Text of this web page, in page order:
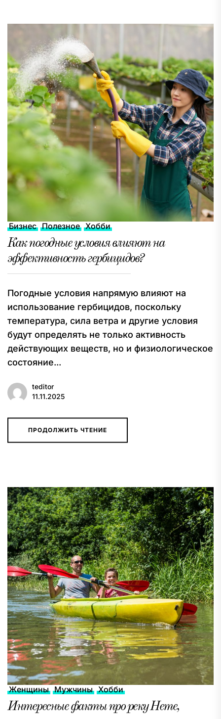
Бизнес Полезное Хобби
Как погодные условия влияют на
эффективность гербицидов?
Погодные условия напрямую влияют на
использование гербицидов, поскольку
температура, сила ветра и другие условия
будут определять не только активность
действующих веществ, но и физиологическое
состояние...
teditor
11.11.2025
ПРОДОЛЖИТЬ ЧТЕНИЕ
Женщины Мужчины Хобби
Интересные факты про реку Нете,